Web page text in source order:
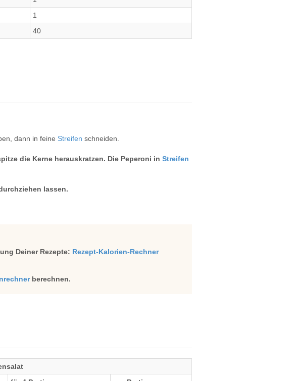
1
40
dann in feine Streifen schneiden.
die Kerne herauskratzen. Die Peperoni in Streifen
lassen.
Deiner Rezepte: Rezept-Kalorien-Rechner
berechnen.